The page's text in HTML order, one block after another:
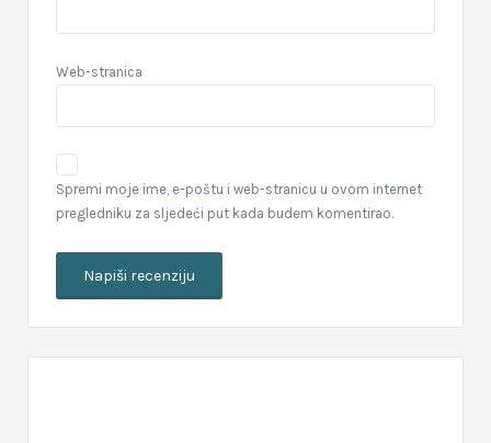
Web-stranica
Spremi moje ime, e-poštu i web-stranicu u ovom internet
pregledniku za sljedeći put kada budem komentirao.